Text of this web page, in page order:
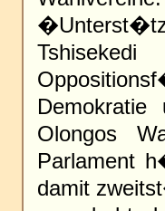
Olongos
Parlament
damit